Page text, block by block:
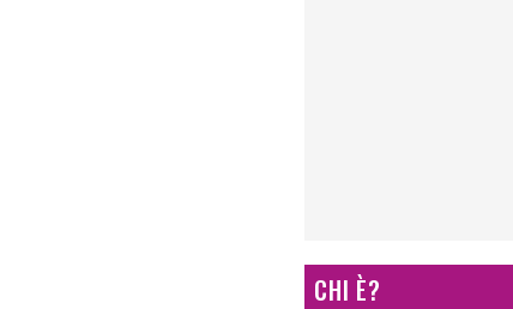
CHI È?